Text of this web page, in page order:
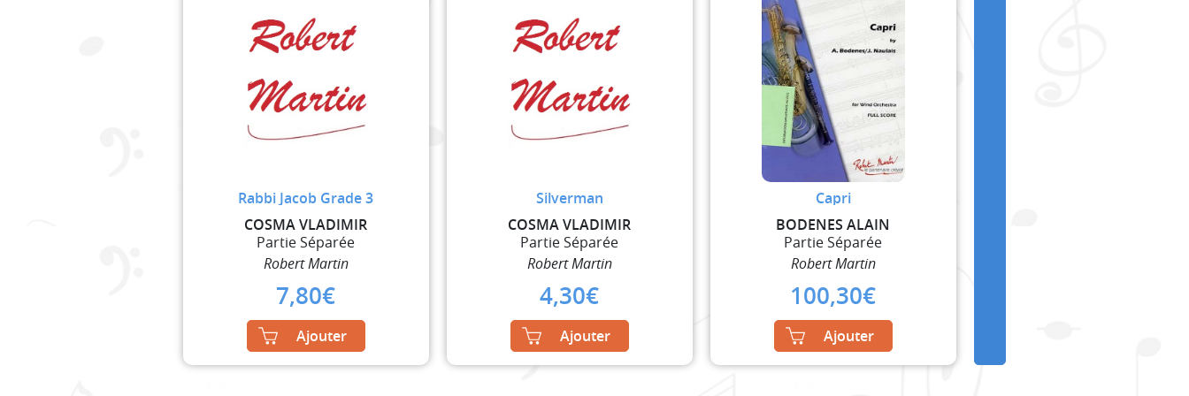
Rabbi Jacob Grade 3
COSMA VLADIMIR
Partie Séparée
Robert Martin
7,80€
Ajouter
Silverman
COSMA VLADIMIR
Partie Séparée
Robert Martin
4,30€
Ajouter
Capri
BODENES ALAIN
Partie Séparée
Robert Martin
100,30€
Ajouter